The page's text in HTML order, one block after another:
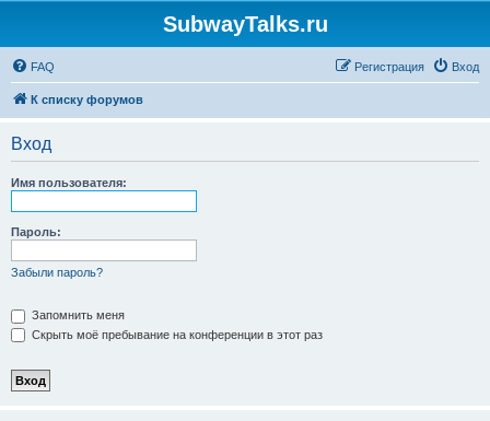
SubwayTalks.ru
FAQ Вход
Регистрация
К списку форумов
Вход
Имя пользователя:
Пароль:
Забыли пароль?
Запомнить меня
Скрыть моё пребывание на конференции в этот раз